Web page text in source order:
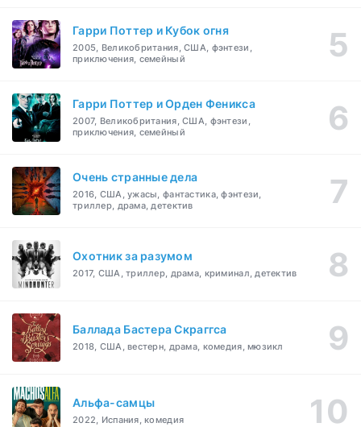
Гарри Поттер и Кубок огня
2005, Великобритания, США, фэнтези,
приключения, семейный
Гарри Поттер и Орден Феникса
2007, Великобритания, США, фэнтези,
приключения, семейный
Очень странные дела
2016, США, ужасы, фантастика, фэнтези,
триллер, драма, детектив
Охотник за разумом
2017, США, триллер, драма, криминал, детектив
Баллада Бастера Скраггса
2018, США, вестерн, драма, комедия, мюзикл
Альфа-самцы
2022, Испания, комедия